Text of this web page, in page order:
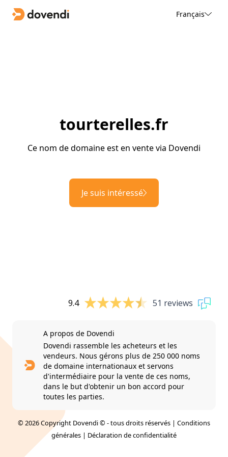
Français
tourterelles.fr
Ce nom de domaine est en vente via Dovendi
Je suis intéressé
9.4 51 reviews
A propos de Dovendi
Dovendi rassemble les acheteurs et les
vendeurs. Nous gérons plus de 250 000 noms
de domaine internationaux et servons
d'intermédiaire pour la vente de ces noms,
dans le but d'obtenir un bon accord pour
toutes les parties.
© 2026 Copyright Dovendi © - tous droits réservés | Conditions
générales | Déclaration de confidentialité